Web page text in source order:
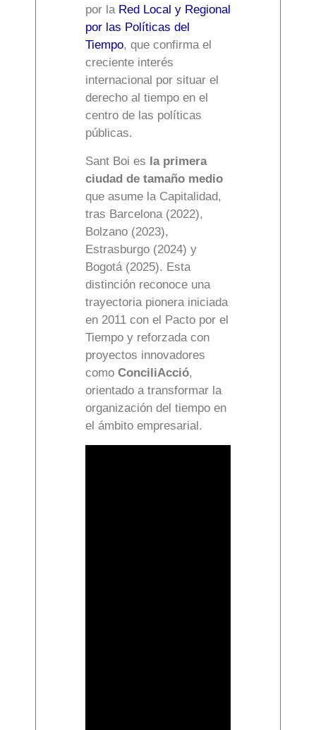
por la Red Local y Regional
por las Políticas del
Tiempo, que confirma el
creciente interés
internacional por situar el
derecho al tiempo en el
centro de las políticas
públicas.
Sant Boi es la primera
ciudad de tamaño medio
que asume la Capitalidad,
tras Barcelona (2022),
Bolzano (2023),
Estrasburgo (2024) y
Bogotá (2025). Esta
distinción reconoce una
trayectoria pionera iniciada
en 2011 con el Pacto por el
Tiempo y reforzada con
proyectos innovadores
como ConciliAcció,
orientado a transformar la
organización del tiempo en
el ámbito empresarial.